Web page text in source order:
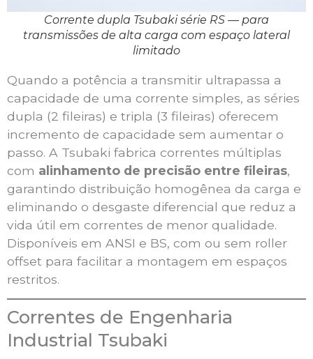
Corrente dupla Tsubaki série RS — para
transmissões de alta carga com espaço lateral
limitado
Quando a potência a transmitir ultrapassa a
capacidade de uma corrente simples, as séries
dupla (2 fileiras) e tripla (3 fileiras) oferecem
incremento de capacidade sem aumentar o
passo. A Tsubaki fabrica correntes múltiplas
com alinhamento de precisão entre fileiras,
garantindo distribuição homogênea da carga e
eliminando o desgaste diferencial que reduz a
vida útil em correntes de menor qualidade.
Disponíveis em ANSI e BS, com ou sem roller
offset para facilitar a montagem em espaços
restritos.
Correntes de Engenharia
Industrial Tsubaki